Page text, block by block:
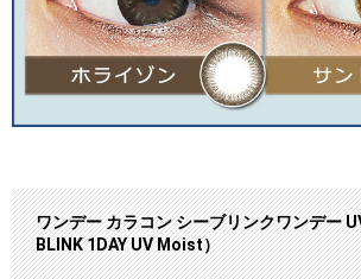
ワンデー カラコン シーブリンクワンデー
BLINK 1DAY UV Moist）